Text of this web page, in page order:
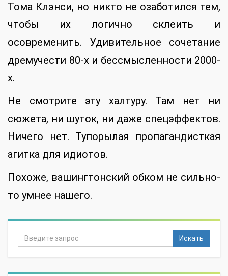
Тома Клэнси, но никто не озаботился тем,
чтобы их логично склеить и
осовременить. Удивительное сочетание
дремучести 80-х и бессмысленности 2000-
х.
Не смотрите эту халтуру. Там нет ни
сюжета, ни шуток, ни даже спецэффектов.
Ничего нет. Тупорылая пропагандисткая
агитка для идиотов.
Похоже, вашингтонский обком не сильно-
то умнее нашего.
Искать